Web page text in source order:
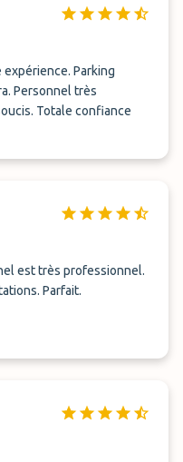
Parking
Personnel très
Totale confiance
est très professionnel.
Parfait.